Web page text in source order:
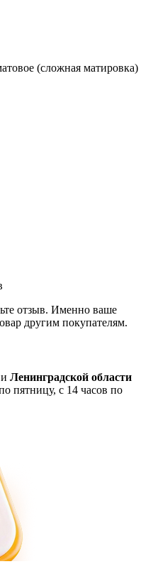
(сложная матировка)
отзыв. Именно ваше
другим покупателям.
и Ленинградской области
пятницу, с 14 часов по